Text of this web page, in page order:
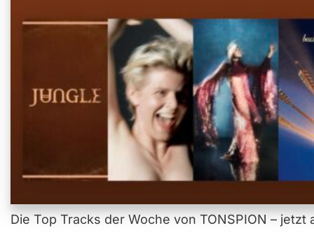
Die Top Tracks der Woche von TONSPION –